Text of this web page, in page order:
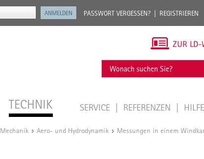
PASSWORT VERGESSEN? REGISTRIEREN
TECHNIK
ZUR LD-
SERVICE REFERENZEN HILFE
Mechanik / Aero- und Hydrodynamik / Messungen in einem